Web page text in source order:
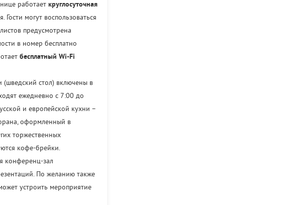
работает круглосуточная
могут воспользоваться
предусмотрена
в номер бесплатно
бесплатный Wi-Fi
(шведский стол) включены в
ежедневно с 7:00 до
и европейской кухни –
оформленный в
торжественных
кофе-брейки.
конференц-зал
По желанию также
устроить мероприятие